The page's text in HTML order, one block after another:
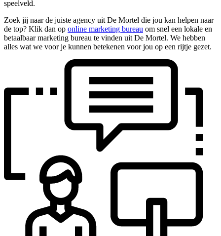
speelveld.
Zoek jij naar de juiste agency uit De Mortel die jou kan helpen naar
de top? Klik dan op online marketing bureau om snel een lokale en
betaalbaar marketing bureau te vinden uit De Mortel. We hebben
alles wat we voor je kunnen betekenen voor jou op een rijtje gezet.